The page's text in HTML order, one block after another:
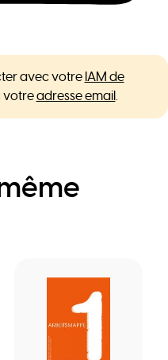
avec votre IAM de
votreadresse email.